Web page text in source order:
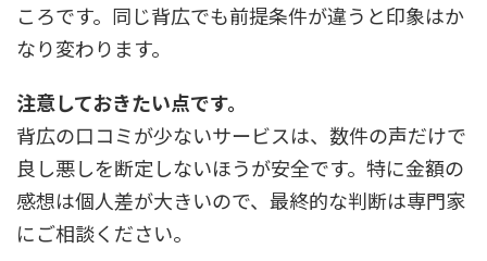
ころです。同じ背広でも前提条件が違うと印象はか
なり変わります。
注意しておきたい点です。
背広の口コミが少ないサービスは、数件の声だけで
良し悪しを断定しないほうが安全です。特に金額の
感想は個人差が大きいので、最終的な判断は専門家
にご相談ください。